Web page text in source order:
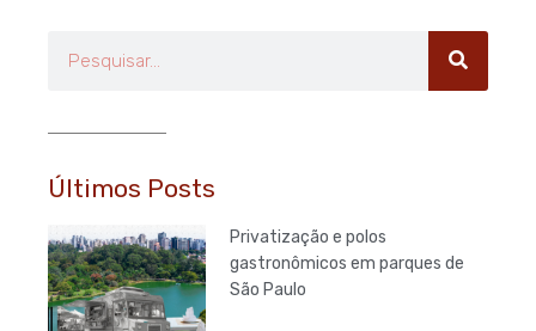
Últimos Posts
Privatização e polos
gastronômicos em parques de
São Paulo